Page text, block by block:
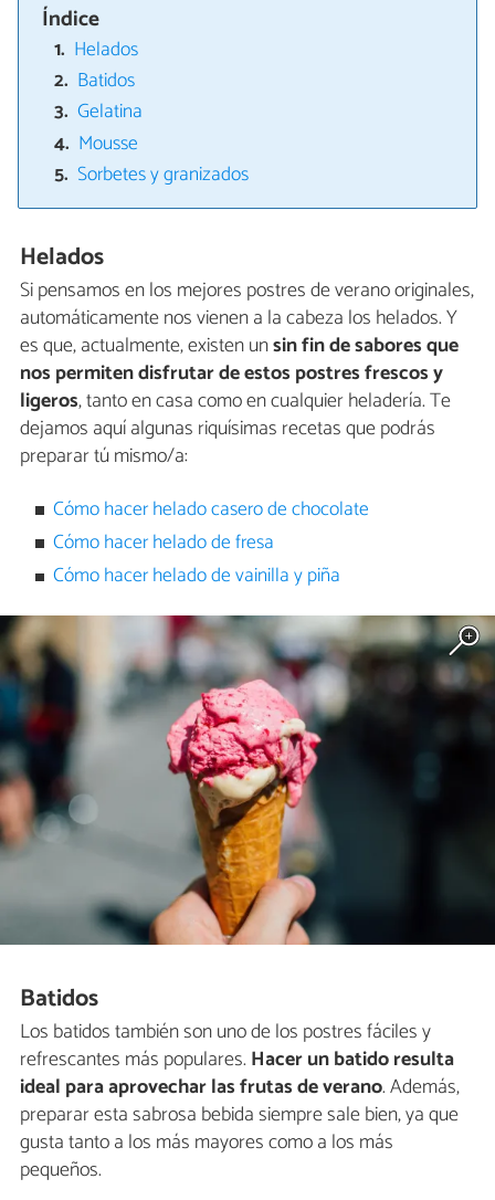
Índice
Helados
Batidos
Gelatina
Mousse
Sorbetes y granizados
Helados
Si pensamos en los mejores postres de verano originales,
automáticamente nos vienen a la cabeza los helados. Y
es que, actualmente, existen unsin fin de sabores que
nos permiten disfrutar de estos postres frescos y
ligeros, tanto en casa como en cualquier heladería. Te
dejamos aquí algunas riquísimas recetas que podrás
preparar tú mismo/a:
Cómo hacer helado casero de chocolate
Cómo hacer helado de fresa
Cómo hacer helado de vainilla y piña
Batidos
Los batidos también son uno de los postres fáciles y
refrescantes más populares. Hacer un batido resulta
ideal para aprovechar las frutas de verano. Además,
preparar esta sabrosa bebida siempre sale bien, ya que
gusta tanto a los más mayores como a los más
pequeños.